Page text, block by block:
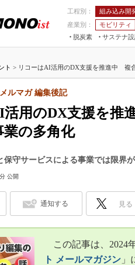
工程別： 組み込み開
産業別：
モビリティ
脱炭素
サステナ
つながる工場
つながるサービス
AI×設備保全
Physical AI
ト > リコーはAI活用のDX支援を推進中 複
活用のDX支援を
の多角化
ルマガ 編集後記
守サービスによる事業では限界が
公開
通知する 見る
この記事は、2024
ト メールマガジン」